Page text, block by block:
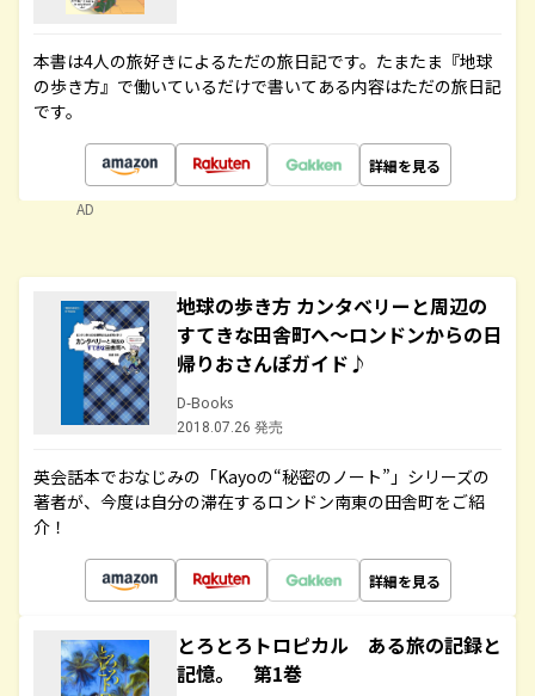
本書は4人の旅好きによるただの旅日記です。たまたま『地球
の歩き方』で働いているだけで書いてある内容はただの旅日記
です。
詳細を見る
AD
地球の歩き方 カンタベリーと周辺の
すてきな田舎町へ～ロンドンからの日
帰りおさんぽガイド♪
D-Books
2018.07.26 発売
英会話本でおなじみの「Kayoの“秘密のノート”」シリーズの
著者が、今度は自分の滞在するロンドン南東の田舎町をご紹
介！
詳細を見る
とろとろトロピカル ある旅の記録と
記憶。 第1巻